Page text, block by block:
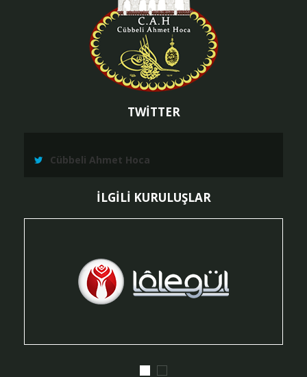
TWİTTER
Cübbeli Ahmet Hoca
İLGİLİ KURULUŞLAR